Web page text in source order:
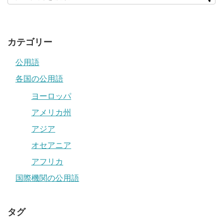
カテゴリー
公用語
各国の公用語
ヨーロッパ
アメリカ州
アジア
オセアニア
アフリカ
国際機関の公用語
タグ